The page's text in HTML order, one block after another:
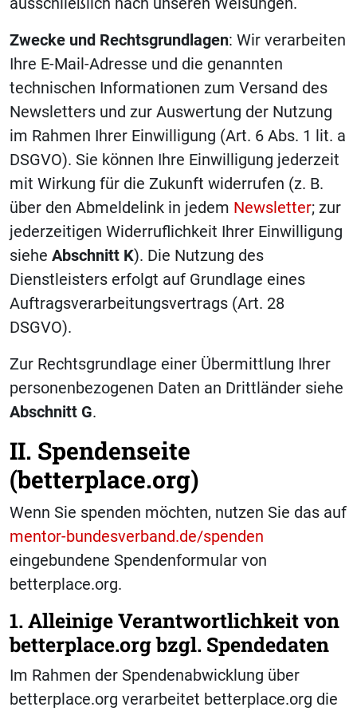
Zwecke und Rechtsgrundlagen: Wir verarbeiten
Ihre E-Mail-Adresse und die genannten
technischen Informationen zum Versand des
Newsletters und zur Auswertung der Nutzung
im Rahmen Ihrer Einwilligung (Art. 6 Abs. 1 lit. a
DSGVO). Sie können Ihre Einwilligung jederzeit
mit Wirkung für die Zukunft widerrufen (z. B.
über den Abmeldelink in jedem Newsletter; zur
jederzeitigen Widerruflichkeit Ihrer Einwilligung
siehe Abschnitt K). Die Nutzung des
Dienstleisters erfolgt auf Grundlage eines
Auftragsverarbeitungsvertrags (Art. 28
DSGVO).
Zur Rechtsgrundlage einer Übermittlung Ihrer
personenbezogenen Daten an Drittländer siehe
Abschnitt G.
II. Spendenseite
(betterplace.org)
Wenn Sie spenden möchten, nutzen Sie das auf
mentor-bundesverband.de/spenden
eingebundene Spendenformular von
betterplace.org.
1. Alleinige Verantwortlichkeit von
betterplace.org bzgl. Spendedaten
Im Rahmen der Spendenabwicklung über
betterplace.org verarbeitet betterplace.org die